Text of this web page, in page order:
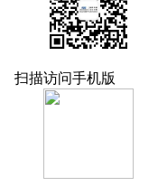
扫描访问手机版